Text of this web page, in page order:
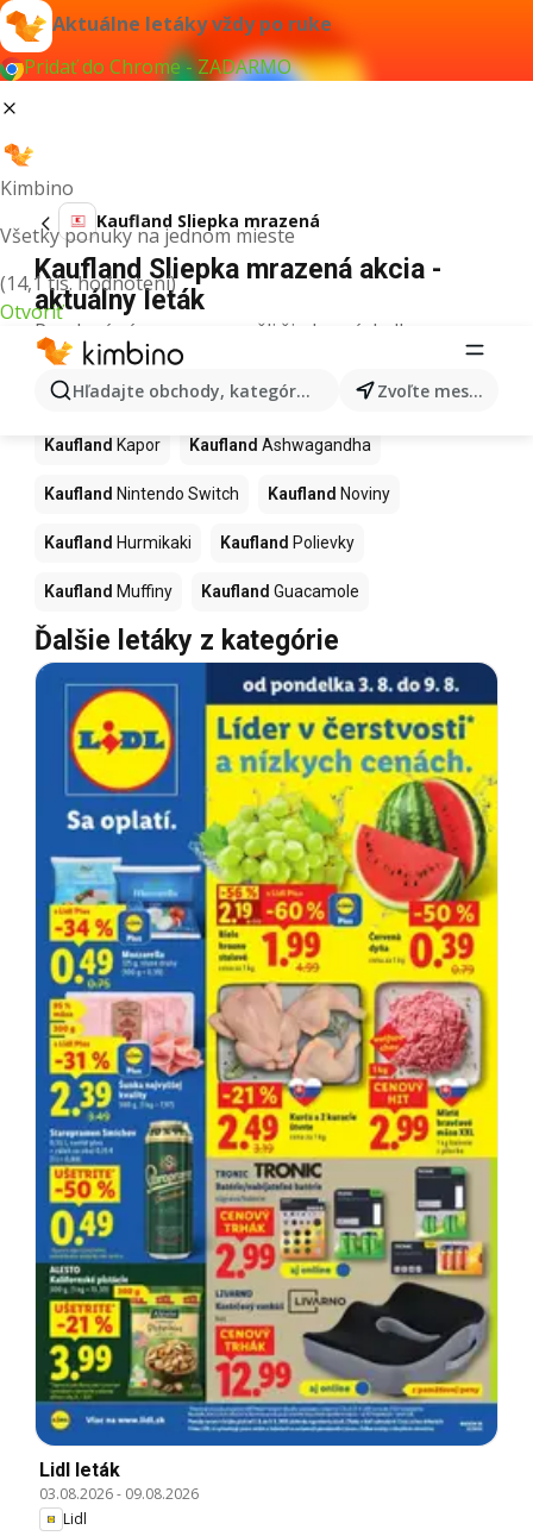
Aktuálne letáky vždy po ruke
Pridať do Chrome - ZADARMO
Kimbino
Všetky ponuky na jednom mieste
(14,1 tis. hodnotení)
Otvoriť
Hľadajte obchody, kategórie, produkty... Zvoľte mesto
Kaufland Sliepka mrazená
Kaufland Sliepka mrazená akcia -
aktuálny leták
Pre daný výraz sme nenašli žiadne výsledky.
Ďalšie produkty v obchodoch
Kaufland
Kaufland Kapor Kaufland Ashwagandha
Kaufland Nintendo Switch Kaufland Noviny
Kaufland Hurmikaki Kaufland Polievky
Kaufland Muffiny Kaufland Guacamole
Ďalšie letáky z kategórie
Lidl leták
03.08.2026- 09.08.2026
Lidl